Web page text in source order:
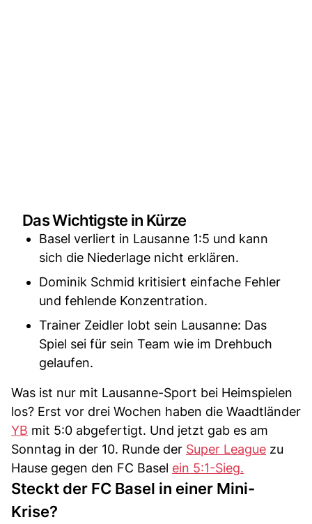
Das Wichtigste in Kürze
Basel verliert in Lausanne 1:5 und kann
sich die Niederlage nicht erklären.
Dominik Schmid kritisiert einfache Fehler
und fehlende Konzentration.
Trainer Zeidler lobt sein Lausanne: Das
Spiel sei für sein Team wie im Drehbuch
gelaufen.
Was ist nur mit Lausanne-Sport bei Heimspielen
los? Erst vor drei Wochen haben die Waadtländer
YB mit 5:0 abgefertigt. Und jetzt gab es am
Sonntag in der 10. Runde der Super League zu
Hause gegen den FC Basel ein 5:1-Sieg.
Steckt der FC Basel in einer Mini-
Krise?